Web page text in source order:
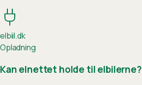
elbiil.dk
Opladning
Kan elnettet holde til elbilerne?